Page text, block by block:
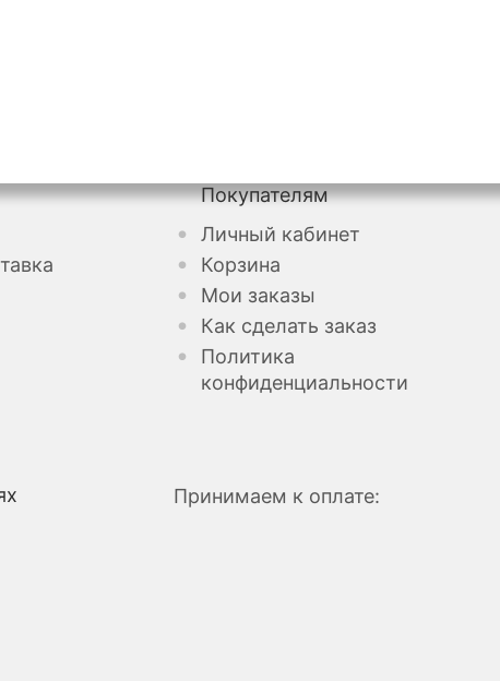
Покупателям
Личный кабинет
Корзина
Мои заказы
Как сделать заказ
Политика
конфиденциальности
Принимаем к оплате: